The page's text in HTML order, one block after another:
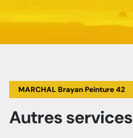
MARCHAL Brayan Peinture 42
Autres services